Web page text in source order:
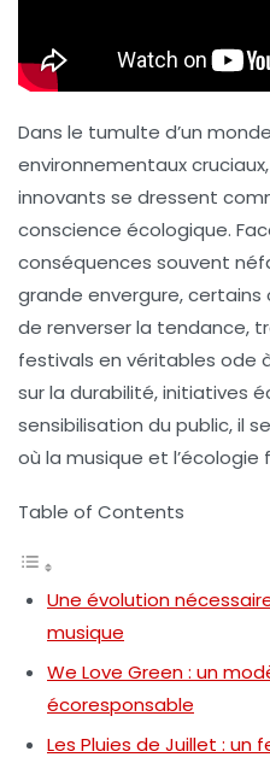
Dans le tumulte d’un
environnementaux
innovants se dressent
conscience écologique.
conséquences souvent
grande envergure,
de renverser la tendance,
festivals en véritables ode
sur la durabilité, initiatives
sensibilisation du public, il
où la musique et l’écologie
Table of Contents
Une évolution
musique
We Love Green : un
écoresponsable
Les Pluies de Juillet : un